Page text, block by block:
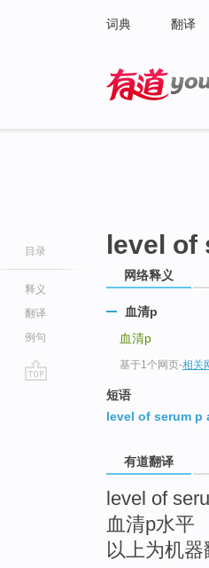
词典 翻译
目录
释义
翻译
例句
level of
网络释义
血清p
血清p
基于1个网页-相关
短语
level of serum p
有道翻译
level of
血清p水平
以上为机